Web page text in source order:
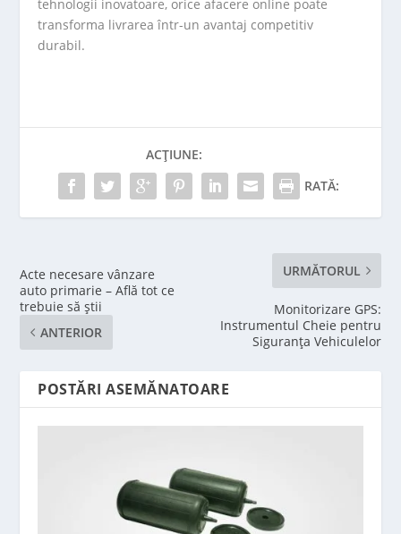
tehnologii inovatoare, orice afacere online poate
transforma livrarea într-un avantaj competitiv
durabil.
ACȚIUNE:
RATĂ:
Acte necesare vânzare
auto primarie – Află tot ce
trebuie să știi
ANTERIOR
URMĂTORUL
Monitorizare GPS:
Instrumentul Cheie pentru
Siguranța Vehiculelor
POSTĂRI ASEMĂNATOARE